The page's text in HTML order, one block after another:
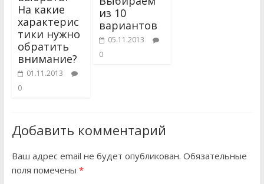
На какие
характерис
тики нужно
обратить
внимание?
01.11.2013
0
из 10
вариантов
05.11.2013
0
Добавить комментарий
Ваш адрес email не будет опубликован. Обязательные
поля помечены *